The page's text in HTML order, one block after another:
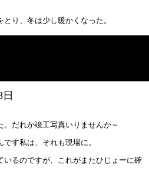
り、冬は少し暖かくなった。
だれか竣工写真いりませんか～
す私は、それも現場に。
いるのですが、これがまたひじょーに確